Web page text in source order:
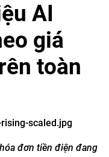
AI
giá
toàn
đơn tiền điện đang